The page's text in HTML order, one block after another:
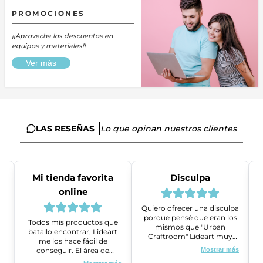
PROMOCIONES
¡¡Aprovecha los descuentos en
equipos y materiales!!
Ver más
LAS RESEÑAS Lo que opinan nuestros clientes
Mi tienda favorita
online
Todos mis productos que
batallo encontrar, Lideart
me los hace fácil de
conseguir. El área de
ventas es super amable y
Disculpa
Quiero ofrecer una disculpa
porque pensé que eran los
mismos que "Urban
Craftroom" Lideart muy
amables me ayudaron a
gestionar un problema que
Mostrar más